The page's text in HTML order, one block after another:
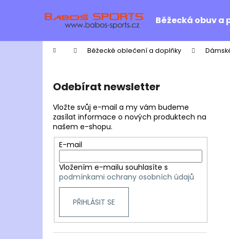
Běžecká obuv a
Domů Běžecké oblečení a doplňky
Odebírat newsletter
Vložte svůj e-mail a my vám budeme
zasílat informace o nových produktech na
našem e-shopu.
E-mail
Vložením e-mailu souhlasíte s
podmínkami ochrany osobních údajů
PŘIHLÁSIT SE
í
do
do
BĚŽECKÁ BUNDA RONHILL EVERYDAY